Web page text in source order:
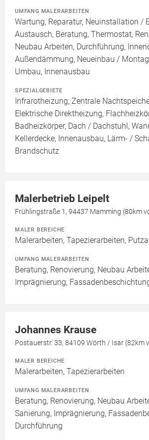
UMFANG MALERARBEITEN
Wartung, Reparatur, Neuinstallation /
Austausch, Beratung, Thermostat,
Neubau Arbeiten, Durchführung,
Außendämmung, Neueinbau /
Umbau, Innenausbau
SPEZIALGEBIETE
Infrarotheizung, Zentrale
Elektrische Direktheizung,
Badheizkörper, Dach / Dachstuhl,
Kellerdecke, Innenausbau, Lärm- /
Brandschutz
Malerbetrieb Leipelt
Frühlingstraße 1, 94437 Mamming (80km
MALER BEREICHE
Malerarbeiten, Tapezierarbeiten,
UMFANG MALERARBEITEN
Beratung, Renovierung, Neubau
Imprägnierung,
Johannes Krause
Postauerstr. 33, 84109 Wörth / Isar (82km
MALER BEREICHE
Malerarbeiten, Tapezierarbeiten
UMFANG MALERARBEITEN
Beratung, Renovierung, Neubau
Sanierung, Imprägnierung,
Durchführung